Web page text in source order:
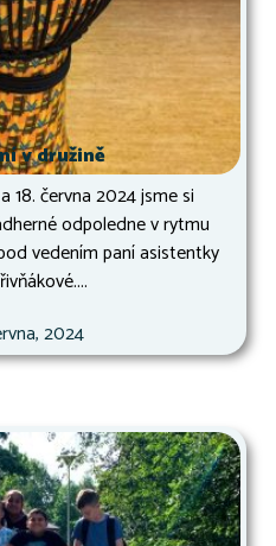
v družině
18. června 2024 jsme si
odpoledne v rytmu
vedením paní asistentky
2024